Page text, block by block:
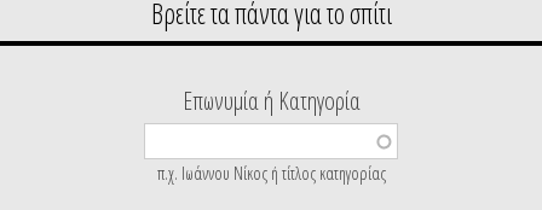
Επωνυμία ή Κατηγορία
π.χ. Ιωάννου Νίκος ή τίτλος κατηγορίας